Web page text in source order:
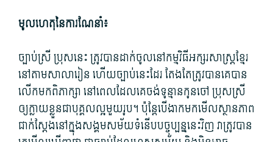
មូលហេតុ​នៃ​ការណែនាំ៖
ច្បាប់ស្រី ប្រុស​នេះ ត្រូវ​បាន​ដាក់​ចូល​នៅ​កម្មវិធី​អក្សរសាស្ត្រ​ខ្មែរ
នៅ​តាម​សាលារៀន ហើយ​ច្បាប់​នេះ​ដែរ តែងតែ​ត្រូវ​បាន​គេ​បាន​
លើក​មក​ពិភាក្សា នៅ​ពេល​ដែលគេ​ចង់​ទូន្មាន​កូនចៅ ប្រុស​ស្រី
ឲ្យ​ក្លាយ​ខ្លួន​ជា​បុគ្គល​ល្អ​មួយ​រូប។ ប៉ុន្តែ​បើ​ងាក​មក​មើល​ស្ថានភាព​
ជាក់​ស្តែង​នៅ​ក្នុង​សង្គម​សម័យ​ទំនើប​បច្ចុប្បន្ន​នេះ​វិញ វា​ត្រូវ​បាន​